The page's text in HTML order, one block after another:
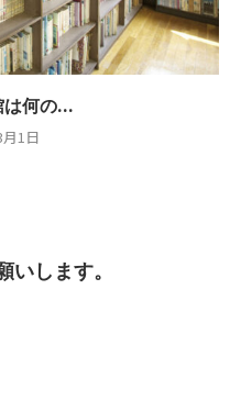
何の...
1日
いします。